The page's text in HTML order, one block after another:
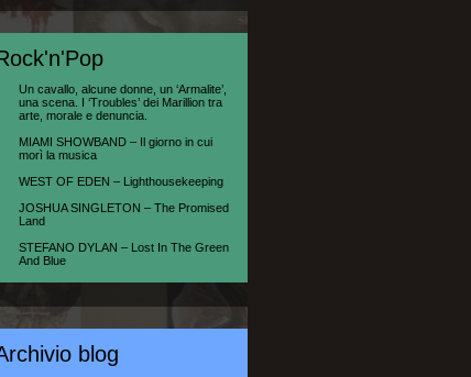
Un cavallo, alcune donne, un ‘Armalite’,
una scena. I ‘Troubles’ dei Marillion tra
arte, morale e denuncia.
MIAMI SHOWBAND – Il giorno in cui
morì la musica
WEST OF EDEN – Lighthousekeeping
JOSHUA SINGLETON – The Promised
Land
STEFANO DYLAN – Lost In The Green
And Blue
blog